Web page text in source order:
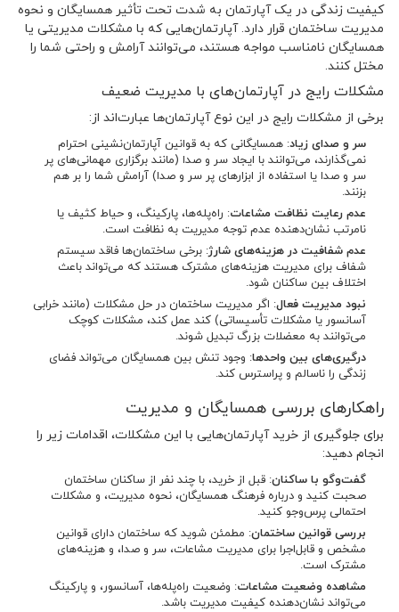
کیفیت زندگی در یک آپارتمان به شدت تحت تأثیر همسایگان و نحوه
مدیریت ساختمان قرار دارد. آپارتمان‌هایی که با مشکلات مدیریتی یا
همسایگان نامناسب مواجه هستند، می‌توانند آرامش و راحتی شما را
مختل کنند.
مشکلات رایج در آپارتمان‌های با مدیریت ضعیف
برخی از مشکلات رایج در این نوع آپارتمان‌ها عبارت‌اند از:
سر و صدای زیاد: همسایگانی که به قوانین آپارتمان‌نشینی احترام
نمی‌گذارند، می‌توانند با ایجاد سر و صدا (مانند برگزاری مهمانی‌های پر
سر و صدا یا استفاده از ابزارهای پر سر و صدا) آرامش شما را بر هم
بزنند.
عدم رعایت نظافت مشاعات: راه‌پله‌ها، پارکینگ، و حیاط کثیف یا
نامرتب نشان‌دهنده عدم توجه مدیریت به نظافت است.
عدم شفافیت در هزینه‌های شارژ: برخی ساختمان‌ها فاقد سیستم
شفاف برای مدیریت هزینه‌های مشترک هستند که می‌تواند باعث
اختلاف بین ساکنان شود.
نبود مدیریت فعال: اگر مدیریت ساختمان در حل مشکلات (مانند خرابی
آسانسور یا مشکلات تأسیساتی) کند عمل کند، مشکلات کوچک
می‌توانند به معضلات بزرگ تبدیل شوند.
درگیری‌های بین واحدها: وجود تنش بین همسایگان می‌تواند فضای
زندگی را ناسالم و پراسترس کند.
راهکارهای بررسی همسایگان و مدیریت
برای جلوگیری از خرید آپارتمان‌هایی با این مشکلات، اقدامات زیر را
انجام دهید:
گفت‌وگو با ساکنان: قبل از خرید، با چند نفر از ساکنان ساختمان
صحبت کنید و درباره فرهنگ همسایگان، نحوه مدیریت، و مشکلات
احتمالی پرس‌وجو کنید.
بررسی قوانین ساختمان: مطمئن شوید که ساختمان دارای قوانین
مشخص و قابل‌اجرا برای مدیریت مشاعات، سر و صدا، و هزینه‌های
مشترک است.
مشاهده وضعیت مشاعات: وضعیت راه‌پله‌ها، آسانسور، و پارکینگ
می‌تواند نشان‌دهنده کیفیت مدیریت باشد.